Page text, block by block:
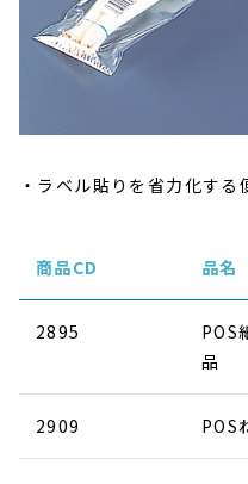
ラベル貼りを省力化する
商品CD 品名
2895
POS
品
2909 POS